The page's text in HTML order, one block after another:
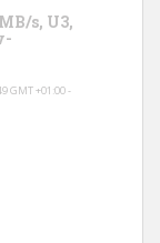
s, U3,
GMT +01:00 -